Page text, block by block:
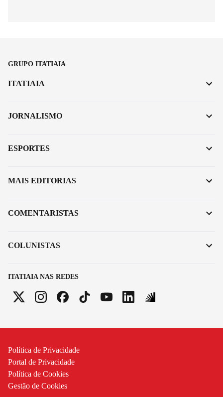
GRUPO ITATIAIA
ITATIAIA NAS REDES
ITATIAIA
JORNALISMO
ESPORTES
MAIS EDITORIAS
COMENTARISTAS
COLUNISTAS
Política de Privacidade
Portal de Privacidade
Política de Cookies
Gestão de Cookies